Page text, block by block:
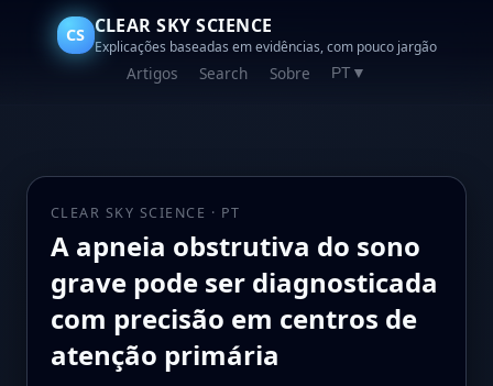
CS CLEAR SKY SCIENCE
Explicações baseadas em evidências, com pouco jargão
Artigos Search Sobre PT ▼
CLEAR SKY SCIENCE · PT
A apneia obstrutiva do sono
grave pode ser diagnosticada
com precisão em centros de
atenção primária